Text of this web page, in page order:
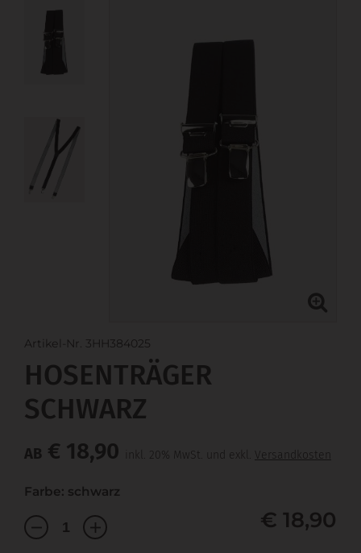
Artikel-Nr. 3HH384025
HOSENTRÄGER
SCHWARZ
AB € 18,90 inkl. 20% MwSt. und exkl. Versandkosten
Farbe: schwarz
€ 18,90